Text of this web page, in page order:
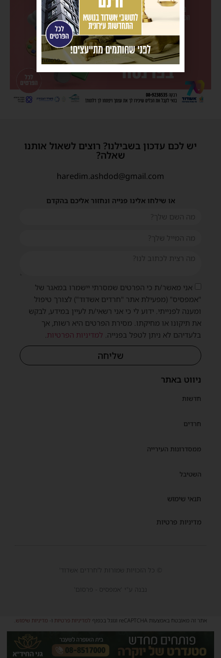
ניווט באתר
חדשות
חרדים
ממסדרונות העירייה
השטיבל
תנאי שימוש
מדיניות פרטיות
יש לכם עדכון בשבילנו? רוצים לשאול אותנו
שאלה?
haredim.ashdod@gmail.com
או שילחו אלינו פנייה ונחזור אליכם בהקדם
אני מאשר/ת כי הפרטים שמסרתי יישמרו במאגר של
"אמפסיס" (מפעילת אתר "חרדים אשדוד") לצורך טיפול
ומענה לפנייתי. ידוע לי כי אני רשאי/ת לעיין במידע, לבקש
את תיקונו או מחיקתו. מסירת הפרטים היא רשות, אך
בלעדיהם לא ניתן לטפל בפנייה. למדיניות הפרטיות.
שליחה
© כל הזכויות שמורות ל'חרדים אשדוד'
נבנה ע"י 'אמפסיס - פרסום'
אתר זה מאובטח באמצעות reCAPTCHA וגוגל בכפוף למדיניות פרטיות ו-מדיניות שימוש.
פרסומת